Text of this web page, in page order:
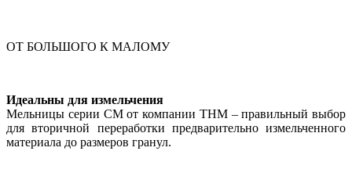
ОТ БОЛЬШОГО К МАЛОМУ
Идеальны для измельчения
Мельницы серии CM от компании ТHМ – правильный выбор
для вторичной переработки предварительно измельченного
материала до размеров гранул.